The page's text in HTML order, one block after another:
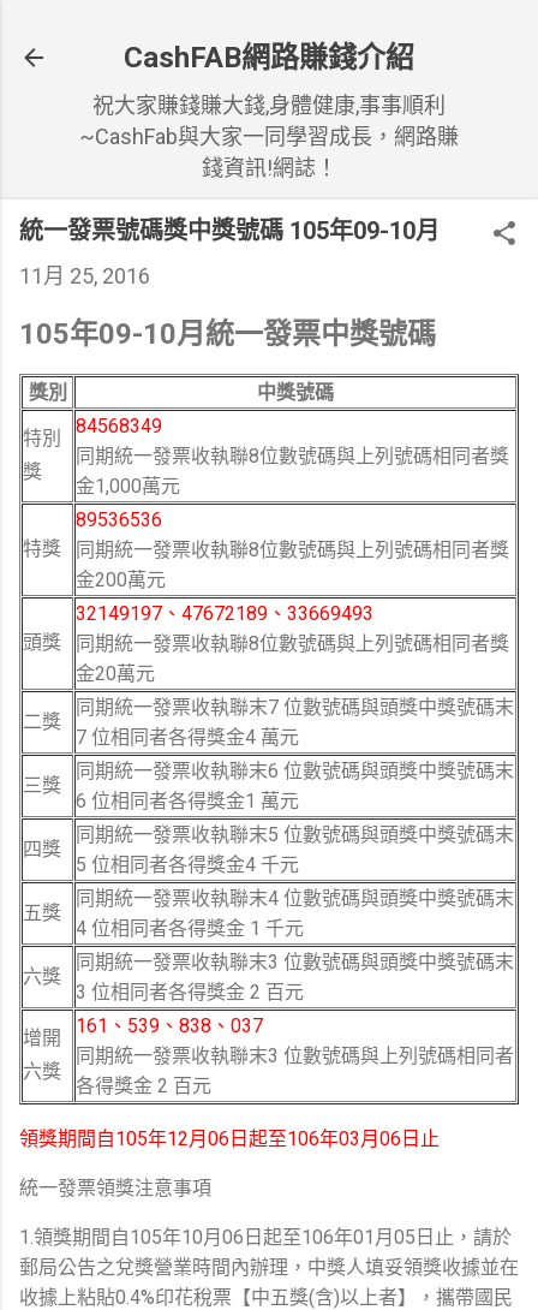
CashFAB網路賺錢介紹
祝大家賺錢賺大錢,身體健康,事事順利
~CashFab與大家一同學習成長，網路賺
錢資訊!網誌！
統一發票號碼獎中獎號碼 105年09-10月
11月 25, 2016
105年09-10月統一發票中獎號碼
獎別
中獎號碼
特別
獎
84568349
同期統一發票收執聯8位數號碼與上列號碼相同者獎
金1,000萬元
特獎
89536536
同期統一發票收執聯8位數號碼與上列號碼相同者獎
金200萬元
頭獎
32149197、47672189、33669493
同期統一發票收執聯8位數號碼與上列號碼相同者獎
金20萬元
二獎
同期統一發票收執聯末7 位數號碼與頭獎中獎號碼末
7 位相同者各得獎金4 萬元
三獎
同期統一發票收執聯末6 位數號碼與頭獎中獎號碼末
6 位相同者各得獎金1 萬元
四獎
同期統一發票收執聯末5 位數號碼與頭獎中獎號碼末
5 位相同者各得獎金4 千元
五獎
同期統一發票收執聯末4 位數號碼與頭獎中獎號碼末
4 位相同者各得獎金 1 千元
六獎
同期統一發票收執聯末3 位數號碼與頭獎中獎號碼末
3 位相同者各得獎金 2 百元
增開
六獎
161、539、838、037
同期統一發票收執聯末3 位數號碼與上列號碼相同者
各得獎金 2 百元
領獎期間自105年12月06日起至106年03月06日止
統一發票領獎注意事項
1.領獎期間自105年10月06日起至106年01月05日止，請於
郵局公告之兌獎營業時間內辦理，中獎人填妥領獎收據並在
收據上粘貼0.4%印花稅票【中五獎(含)以上者】，攜帶國民